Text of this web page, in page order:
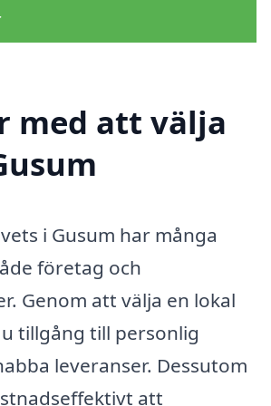
med att välja
i Gusum har många
företag och
Genom att välja en lokal
tillgång till personlig
leveranser. Dessutom
att